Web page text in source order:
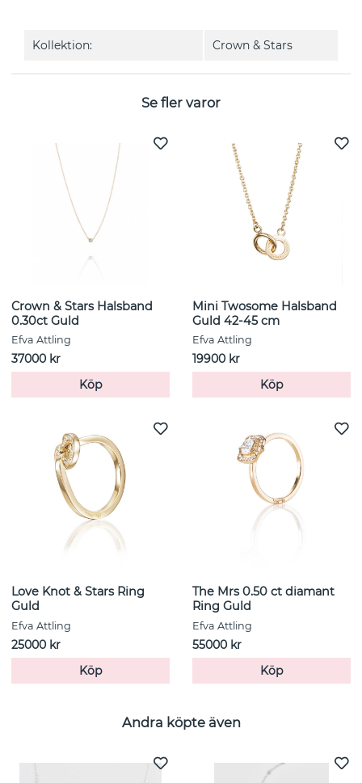
Kollektion: Crown & Stars
Se fler varor
Crown & Stars Halsband
0.30ct Guld
Efva Attling
37000 kr
Köp
Mini Twosome Halsband
Guld 42-45 cm
Efva Attling
19900 kr
Köp
Love Knot & Stars Ring
Guld
Efva Attling
25000 kr
Köp
The Mrs 0.50 ct diamant
Ring Guld
Efva Attling
55000 kr
Köp
Andra köpte även